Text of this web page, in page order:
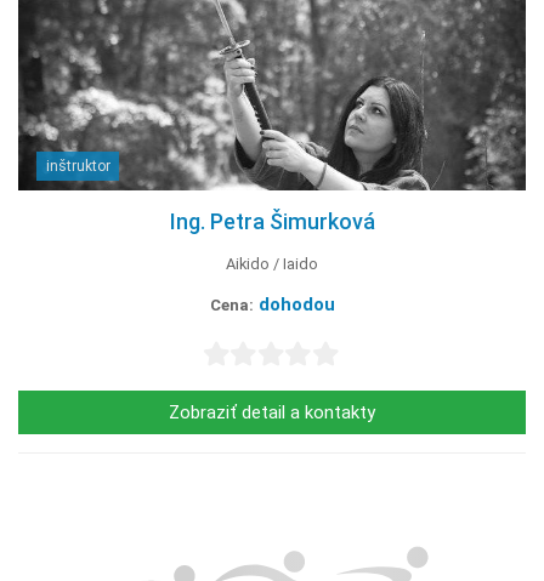
inštruktor
Ing. Petra Šimurková
Aikido Iaido
Cena: dohodou
Zobraziť detail a kontakty